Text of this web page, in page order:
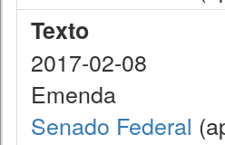
Texto
2017-02-08
Emenda
Senado Federal